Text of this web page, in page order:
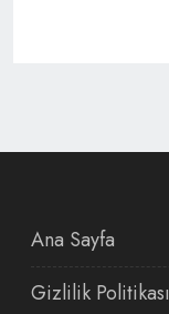
Ana Sayfa
Gizlilik Politikası